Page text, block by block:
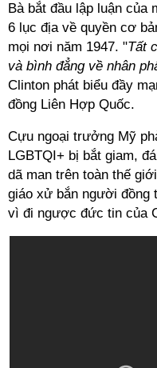
Bà bắt đầu lập luận của
6 lục địa về quyền cơ
mọi nơi năm 1947. "Tất
và bình đẳng về nhân
Clinton phát biểu đầy
đồng Liên Hợp Quốc.
Cựu ngoại trưởng Mỹ
LGBTQI+ bị bắt giam,
dã man trên toàn thế
giáo xử bắn người đồng
vì đi ngược đức tin của